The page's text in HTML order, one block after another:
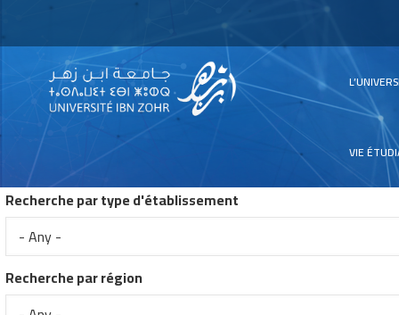
Main
VIE
Recherche par type d'établissement
Recherche par région